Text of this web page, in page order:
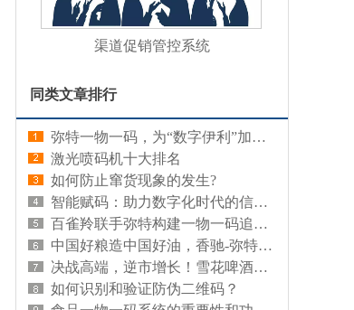
渠道促销管控系统
同类文章排行
弥特一物一码，为“数字伊利”加码发力
激光喷码机十大排名
如何防止窜货现象的发生?
智能赋码：助力数字化时代的信息管理创新
百雀羚联手弥特构建一物一码追溯，科技赋能化妆品业品质如金发展
中国好粮造中国好油，香驰-弥特定制食用油追溯高能玩法！
决战高端，逆市增长！雪花啤酒数字化转型成果显著
如何识别和验证防伪二维码？